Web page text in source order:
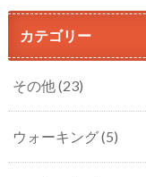
カテゴリー
その他(23)
ウォーキング(5)